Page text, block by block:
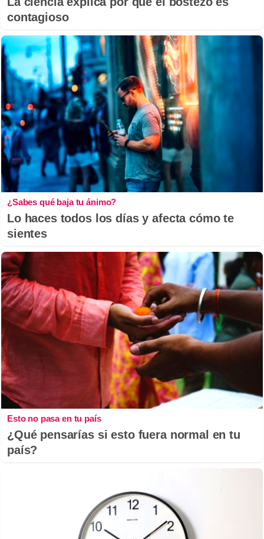
contagioso
¿Sabes qué baja tu ánimo?
Lo haces todos los días y afecta cómo te
sientes
Esto no pasa en tu país
¿Qué pensarías si esto fuera normal en tu
país?